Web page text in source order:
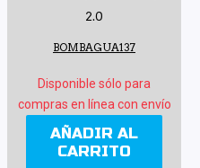
2.0
BOMBAGUA137
Disponible sólo para
compras en línea con envío
AÑADIR AL
CARRITO